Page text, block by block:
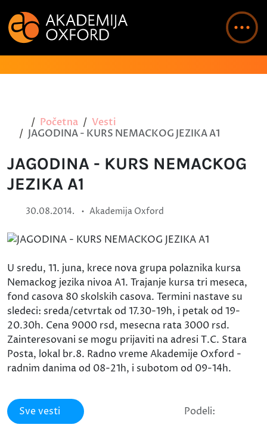
Početna
Vesti
JAGODINA - KURS NEMACKOG JEZIKA A1
JAGODINA - KURS NEMACKOG
JEZIKA A1
30.08.2014. • Akademija Oxford
U sredu, 11. juna, krece nova grupa polaznika kursa
Nemackog jezika nivoa A1. Trajanje kursa tri meseca,
fond casova 80 skolskih casova. Termini nastave su
sledeci: sreda/cetvrtak od 17.30-19h, i petak od 19-
20.30h. Cena 9000 rsd, mesecna rata 3000 rsd.
Zainteresovani se mogu prijaviti na adresi T.C. Stara
Posta, lokal br.8. Radno vreme Akademije Oxford -
radnim danima od 08-21h, i subotom od 09-14h.
Sve vesti Podeli: